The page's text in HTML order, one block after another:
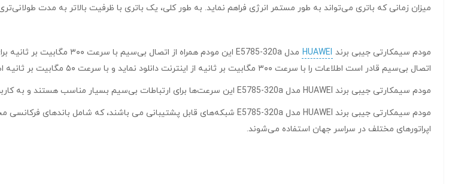
میزان زمانی که باتری می‌تواند به طور مستمر انرژی فراهم نماید. به طور کلی، یک باتری با ظرفیت بالاتر به مدت
مودم سیمکارتی جیبی برند HUAWEI
اتصال بی‌سیم قادر است اطلاعات را با سرعت ۳۰۰ مگابیت بر ثانیه از اینترنت دانلود نماید و با سرعت ۵۰ مگابیت بر ثانیه اطلاعات را به اینترنت آپلود کند.
مودم سیمکارتی جیبی برند HUAWEI مدل E5785-320a این سرعت‌ها برای ارتباطات بی‌سیم بسیار مناسب هستند و به کاربران این امکان را می‌دهند تا با سرعت بالا و بهره‌وری بالا از اینترنت استفاده کنند.
اپراتورهای مختلف در سراسر جهان استفاده می‌شوند.